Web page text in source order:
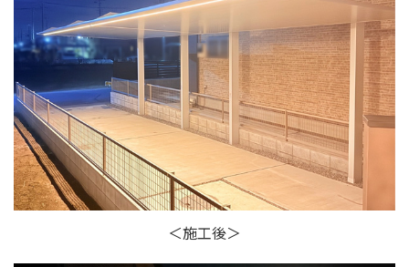
＜施工後＞